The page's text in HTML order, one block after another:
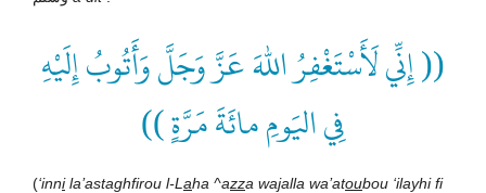
(( إِنِّي لَأَسْتَغْفِرُ اللهَ عَزَّ وَجَلَّ وَأَتُوبُ إِلَيْهِ
فِي اليَومِ مائَةَ مَرَّةٍ ))
(‘innila’astaghfirou l-L aha ^azza wajalla wa’atoubou ‘ilayhi fi